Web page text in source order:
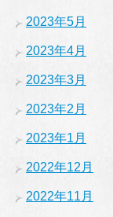
2023年5月
2023年4月
2023年3月
2023年2月
2023年1月
2022年12月
2022年11月